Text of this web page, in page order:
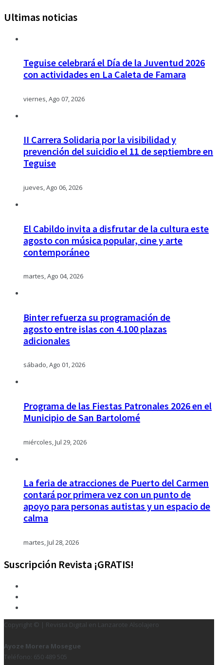
Ultimas noticias
Teguise celebrará el Día de la Juventud 2026
con actividades en La Caleta de Famara
viernes, Ago 07, 2026
II Carrera Solidaria por la visibilidad y
prevención del suicidio el 11 de septiembre en
Teguise
jueves, Ago 06, 2026
El Cabildo invita a disfrutar de la cultura este
agosto con música popular, cine y arte
contemporáneo
martes, Ago 04, 2026
Binter refuerza su programación de
agosto entre islas con 4.100 plazas
adicionales
sábado, Ago 01, 2026
Programa de las Fiestas Patronales 2026 en el
Municipio de San Bartolomé
miércoles, Jul 29, 2026
La feria de atracciones de Puerto del Carmen
contará por primera vez con un punto de
apoyo para personas autistas y un espacio de
calma
martes, Jul 28, 2026
Suscripción Revista ¡GRATIS!
Copyright © | Revista Digital en Lanzarote Alsolajero
Ayoze Morera Mosegue
Teléfono: 650 489 505